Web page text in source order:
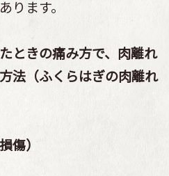
ります。
ときの痛み方で、肉離れ
法（ふくらはぎの肉離れ
傷）